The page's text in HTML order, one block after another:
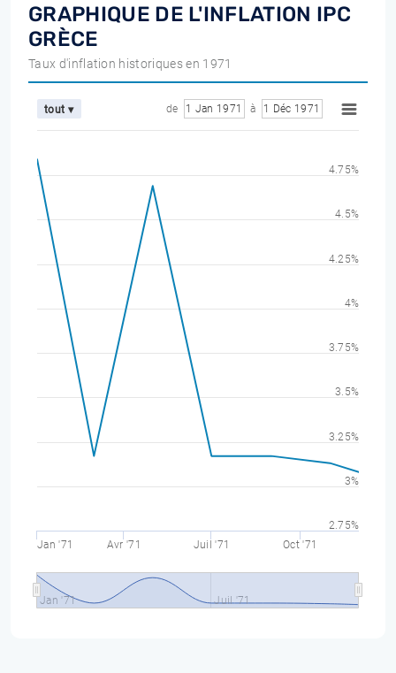
GRAPHIQUE DE L'INFLATION IPC
GRÈCE
Taux d'inflation historiques en 1971
tout ▾ de 1 Jan 1971 à 1 Déc 1971
Jan '71 Avr '71 Juil '71 Oct '71
Jan '71 Juil '71
2.75%
3%
3.25%
3.5%
3.75%
4%
4.25%
4.5%
4.75%